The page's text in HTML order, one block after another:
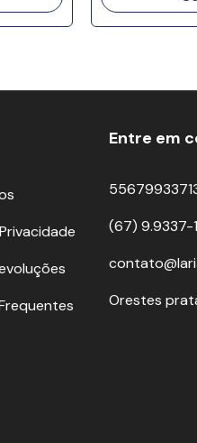
Entre em
(67) 9.9337-
Orestes